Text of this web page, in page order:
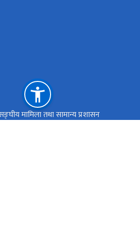
मामिला तथा सामान्य प्रशासन